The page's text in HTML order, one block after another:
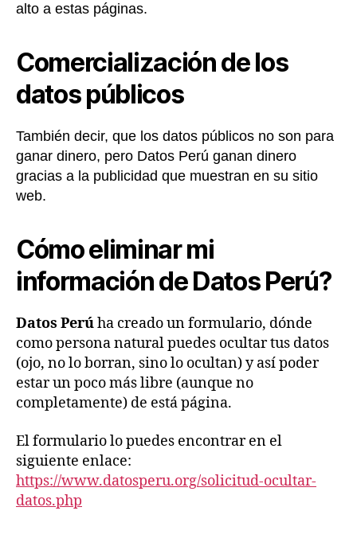
alto a estas páginas.
Comercialización de los
datos públicos
También decir, que los datos públicos no son para
ganar dinero, pero Datos Perú ganan dinero
gracias a la publicidad que muestran en su sitio
web.
Cómo eliminar mi
información de Datos Perú?
Datos Perúha creado un formulario, dónde
como persona natural puedes ocultar tus datos
(ojo, no lo borran, sino lo ocultan) y así poder
estar un poco más libre (aunque no
completamente) de está página.
El formulario lo puedes encontrar en el
siguiente enlace:
https://www.datosperu.org/solicitud-ocultar-
datos.php